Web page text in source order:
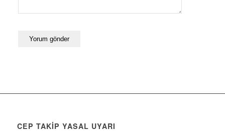
CEP TAKİP YASAL UYARI